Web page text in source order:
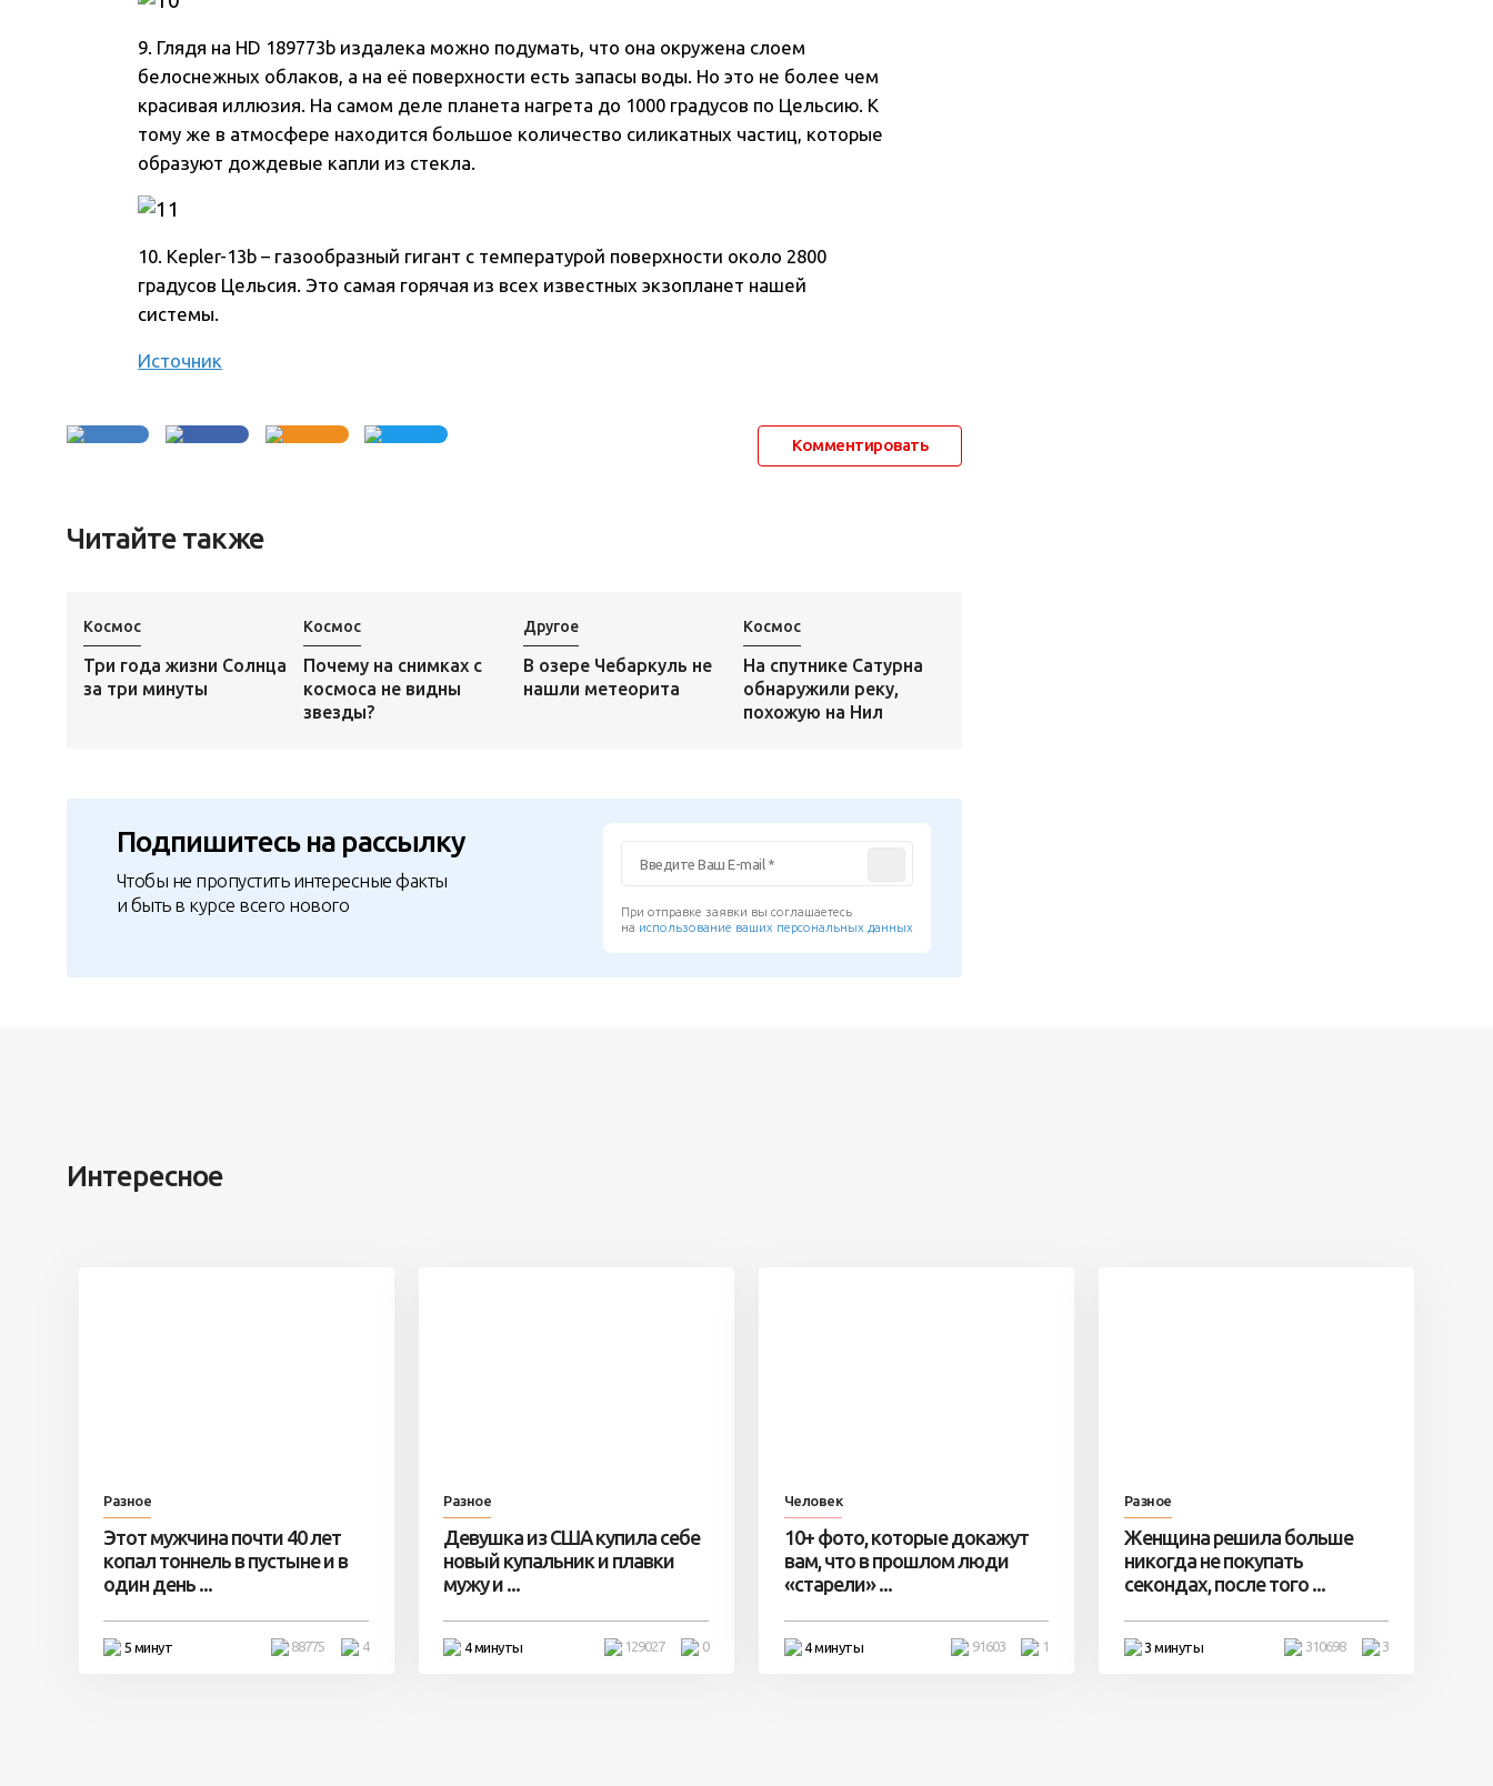
9. Глядя на HD 189773b издалека можно подумать, что она окружена слоем
белоснежных облаков, а на её поверхности есть запасы воды. Но это не более чем
красивая иллюзия. На самом деле планета нагрета до 1000 градусов по Цельсию. К
тому же в атмосфере находится большое количество силикатных частиц, которые
образуют дождевые капли из стекла.
10. Kepler-13b – газообразный гигант с температурой поверхности около 2800
градусов Цельсия. Это самая горячая из всех известных экзопланет нашей
системы.
Источник
Комментировать
Читайте также
Космос
Три года жизни Солнца
за три минуты
Космос
Почему на снимках с
космоса не видны
звезды?
Другое
В озере Чебаркуль не
нашли метеорита
Космос
На спутнике Сатурна
обнаружили реку,
похожую на Нил
Подпишитесь на рассылку
Чтобы не пропустить интересные факты
и быть в курсе всего нового
При отправке заявки вы соглашаетесь
на использование ваших персональных данных
Интересное
Разное
Этот мужчина почти 40 лет
копал тоннель в пустыне и в
один день ...
5 минут 4
88775
Разное
Девушка из США купила себе
новый купальник и плавки
мужу и ...
4 минуты 0
129027
Человек
10+ фото, которые докажут
вам, что в прошлом люди
«старели» ...
4 минуты 1
91603
Разное
Женщина решила больше
никогда не покупать
секондах, после того ...
3 минуты 3
310698